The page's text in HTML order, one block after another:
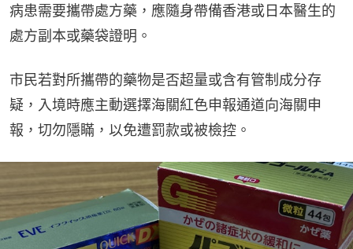
病患需要攜帶處方藥，應隨身帶備香港或日本醫生的
處方副本或藥袋證明。
市民若對所攜帶的藥物是否超量或含有管制成分存
疑，入境時應主動選擇海關紅色申報通道向海關申
報，切勿隱瞞，以免遭罰款或被檢控。